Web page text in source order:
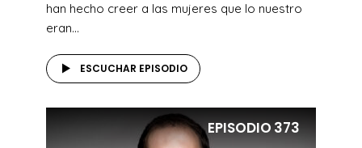
han hecho creer a las mujeres que lo nuestro
eran...
ESCUCHAR EPISODIO
EPISODIO373